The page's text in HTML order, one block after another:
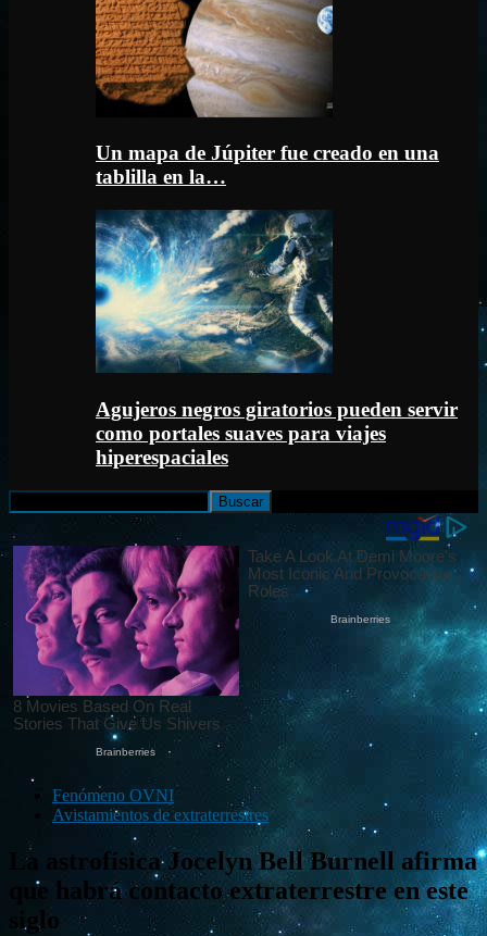
Un mapa de Júpiter fue creado en una
tablilla en la…
Agujeros negros giratorios pueden servir
como portales suaves para viajes
hiperespaciales
Fenómeno OVNI
Avistamientos de extraterrestres
La astrofísica Jocelyn Bell Burnell afirma
que habrá contacto extraterrestre en este
siglo